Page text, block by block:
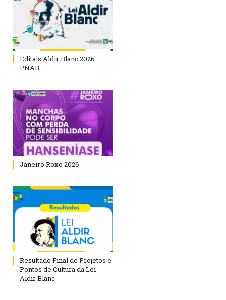
Editais Aldir Blanc 2026 –
PNAB
Janeiro Roxo 2026
Resultado Final de Projetos e
Pontos de Cultura da Lei
Aldir Blanc